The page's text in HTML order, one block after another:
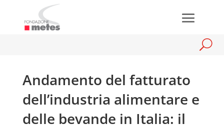
Andamento del fatturato
dell’industria alimentare e
delle bevande in Italia: il